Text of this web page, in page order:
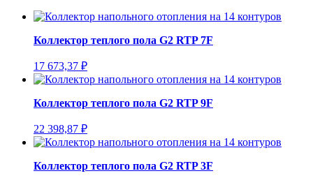
Коллектор теплого пола G2 RTP 7F
17 673,37 ₽
Коллектор теплого пола G2 RTP 9F
22 398,87 ₽
Коллектор теплого пола G2 RTP 3F